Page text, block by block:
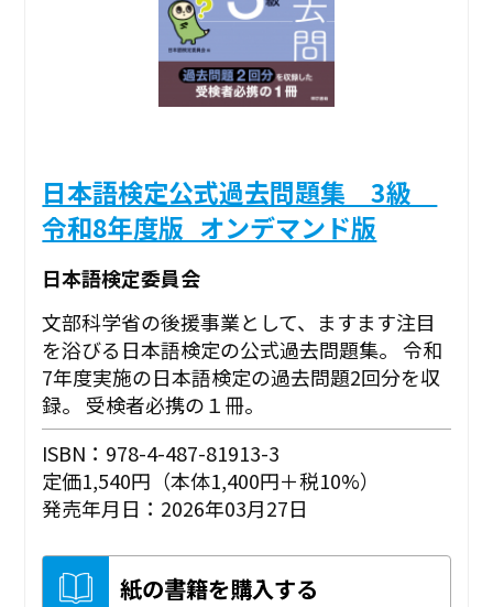
日本語検定公式過去問題集 3級
令和8年度版_オンデマンド版
日本語検定委員会
文部科学省の後援事業として、ますます注目
を浴びる日本語検定の公式過去問題集。 令和
7年度実施の日本語検定の過去問題2回分を収
録。 受検者必携の１冊。
ISBN：978-4-487-81913-3
定価1,540円（本体1,400円＋税10%）
発売年月日：2026年03月27日
紙の書籍を購入する